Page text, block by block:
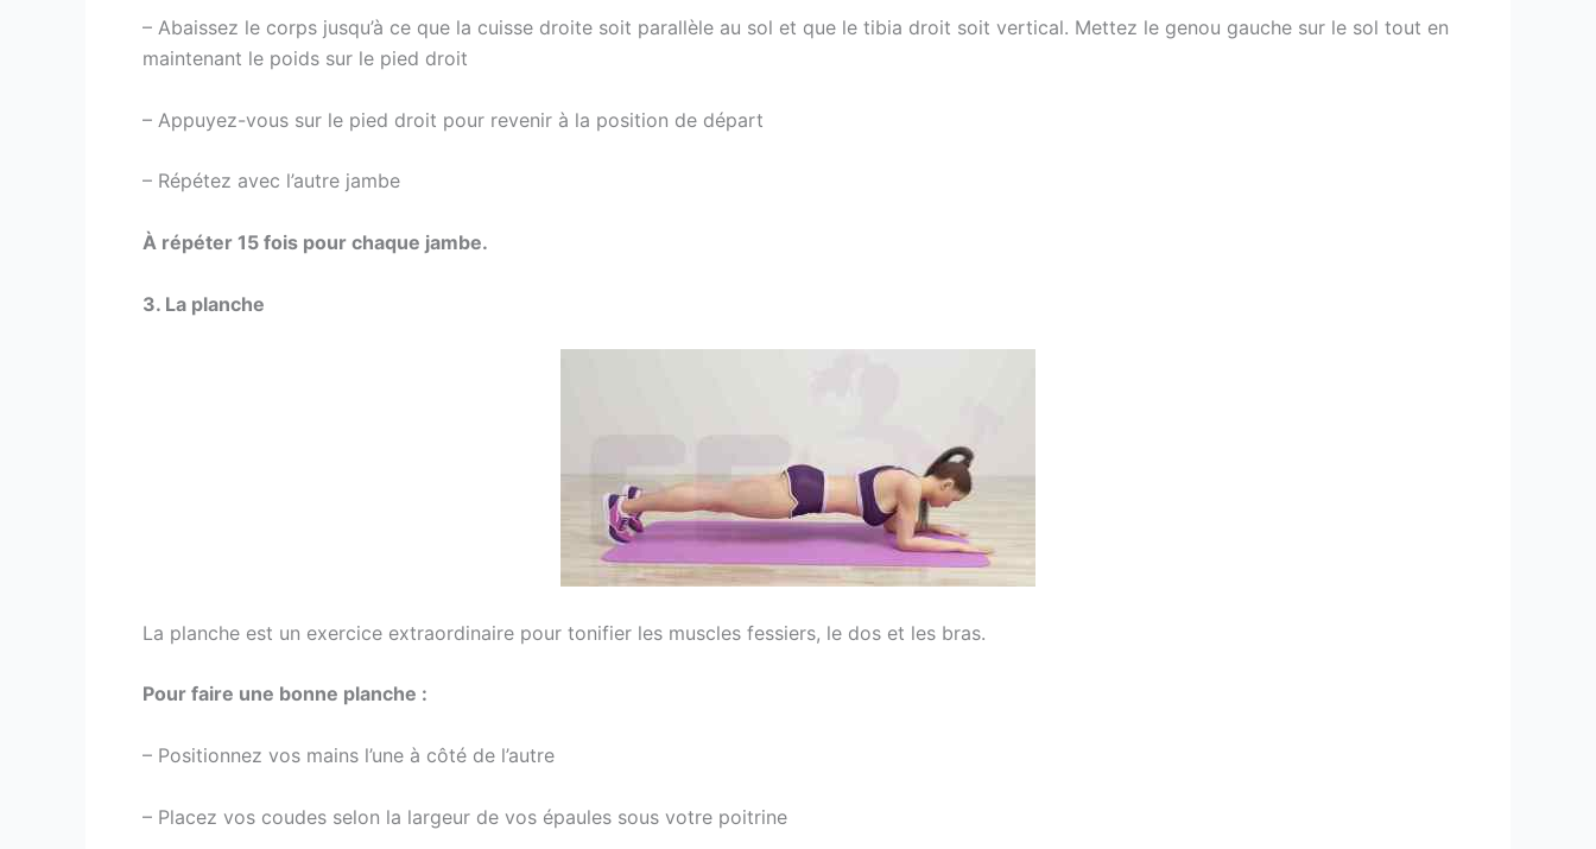
– Abaissez le corps jusqu’à ce que la cuisse droite soit parallèle au sol et que le tibia droit soit vertical. Mettez le genou gauche sur le sol tout en
maintenant le poids sur le pied droit
– Appuyez-vous sur le pied droit pour revenir à la position de départ
– Répétez avec l’autre jambe
À répéter 15 fois pour chaque jambe.
3. La planche
La planche est un exercice extraordinaire pour tonifier les muscles fessiers, le dos et les bras.
Pour faire une bonne planche :
– Positionnez vos mains l’une à côté de l’autre
– Placez vos coudes selon la largeur de vos épaules sous votre poitrine